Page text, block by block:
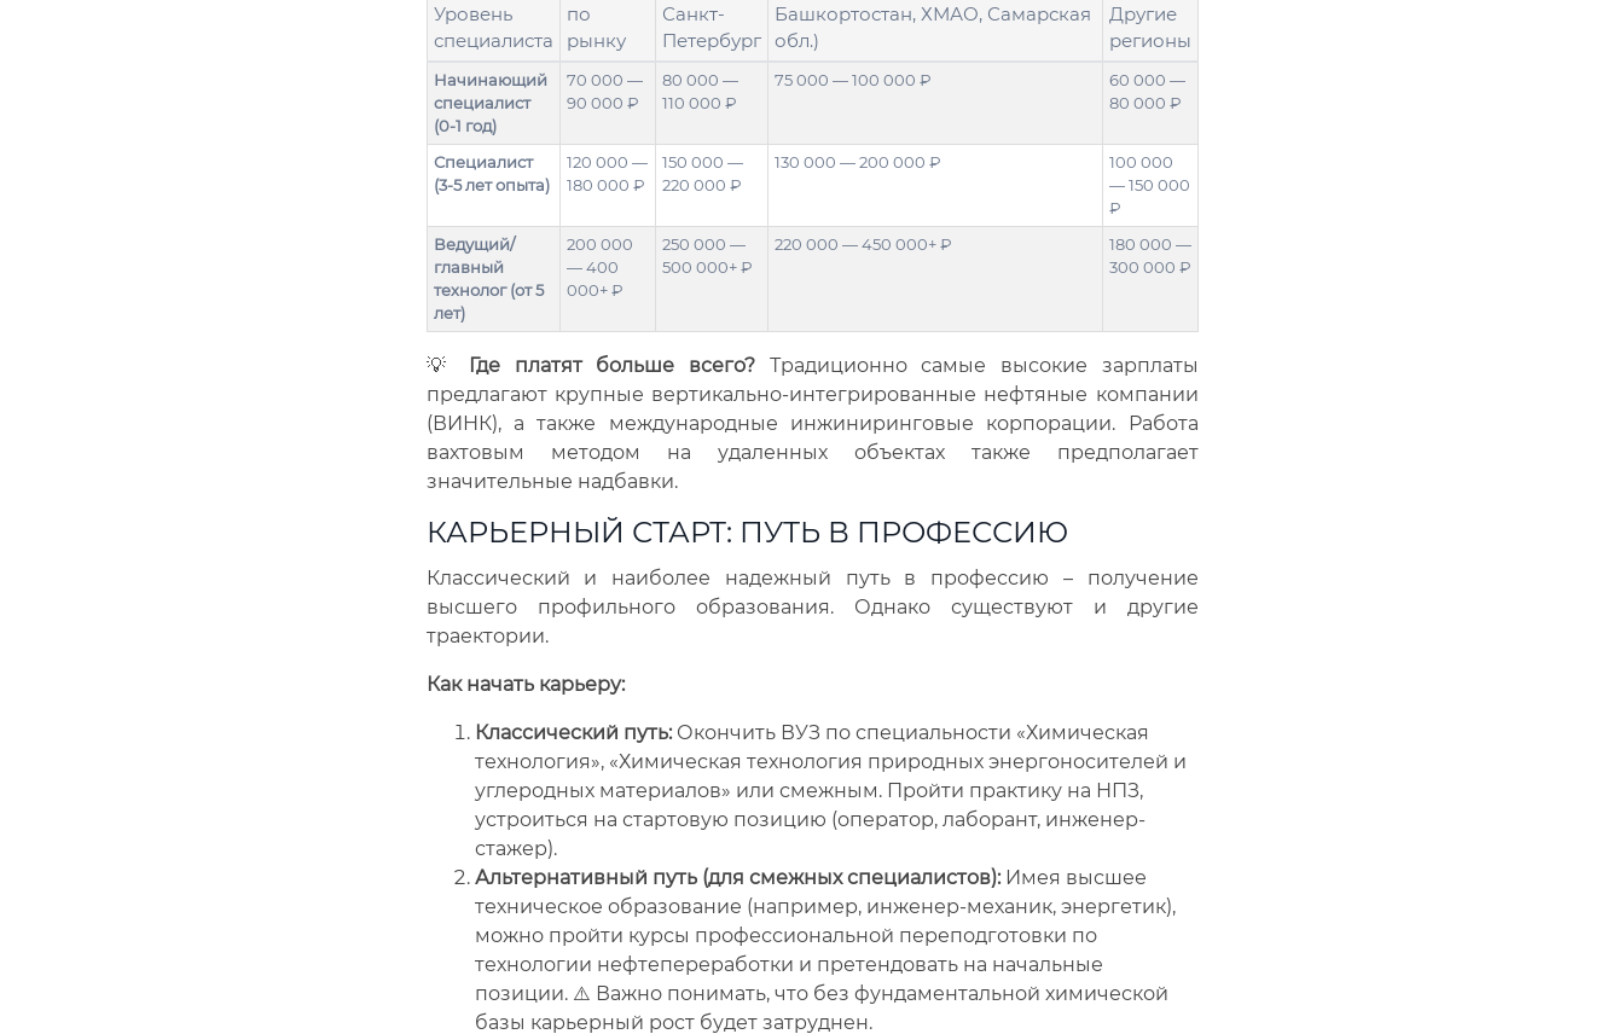
Уровень
специалиста
по
рынку
Санкт-
Петербург
Башкортостан, ХМАО, Самарская
обл.)
Другие
регионы
Начинающий
специалист
(0-1 год)
70 000 —
90 000 ₽
80 000 —
110 000 ₽
75 000 — 100 000 ₽
60 000 —
80 000 ₽
Специалист
(3-5 лет опыта)
120 000 —
180 000 ₽
150 000 —
220 000 ₽
130 000 — 200 000 ₽
100 000
— 150 000
₽
Ведущий/
главный
технолог (от 5
лет)
200 000
— 400
000+ ₽
250 000 —
500 000+ ₽
220 000 — 450 000+ ₽
180 000 —
300 000 ₽
💡 Где платят больше всего?Традиционно самые высокие зарплаты
предлагают крупные вертикально-интегрированные нефтяные компании
(ВИНК), а также международные инжиниринговые корпорации. Работа
вахтовым методом на удаленных объектах также предполагает
значительные надбавки.
КАРЬЕРНЫЙ СТАРТ: ПУТЬ В ПРОФЕССИЮ
Классический и наиболее надежный путь в профессию – получение
высшего профильного образования. Однако существуют и другие
траектории.
Как начать карьеру:
Классический путь:Окончить ВУЗ по специальности «Химическая
технология», «Химическая технология природных энергоносителей и
углеродных материалов» или смежным. Пройти практику на НПЗ,
устроиться на стартовую позицию (оператор, лаборант, инженер-
стажер).
Альтернативный путь (для смежных специалистов):Имея высшее
техническое образование (например, инженер-механик, энергетик),
можно пройти курсы профессиональной переподготовки по
технологии нефтепереработки и претендовать на начальные
позиции. ⚠️ Важно понимать, что без фундаментальной химической
базы карьерный рост будет затруднен.